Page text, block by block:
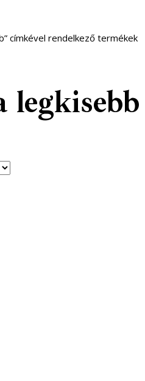
címkével rendelkező termékek
legkisebb